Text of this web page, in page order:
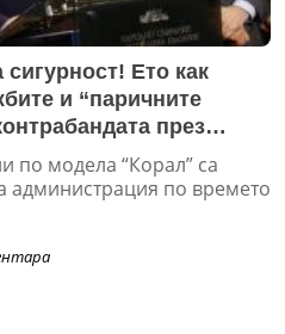
Ето как
и “паричните
през
модела “Корал” са
по времето